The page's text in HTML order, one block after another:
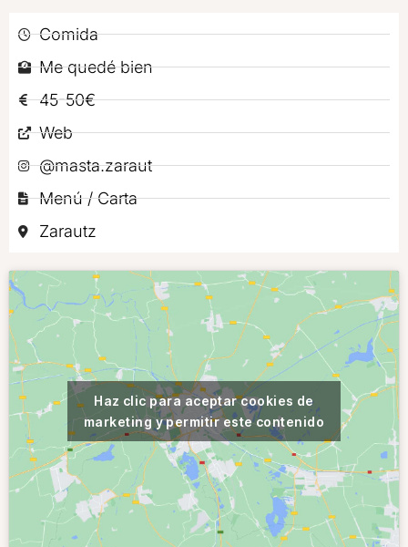
Comida
Me quedé bien
45-50€
Web
@masta.zaraut
Menú / Carta
Zarautz
Haz clic para aceptar cookies de
marketing y permitir este contenido